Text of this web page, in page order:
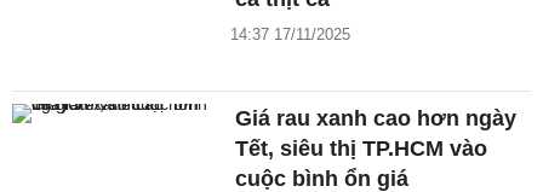
14:37 17/11/2025
Giá rau xanh cao hơn ngày
Tết, siêu thị TP.HCM vào
cuộc bình ổn giá